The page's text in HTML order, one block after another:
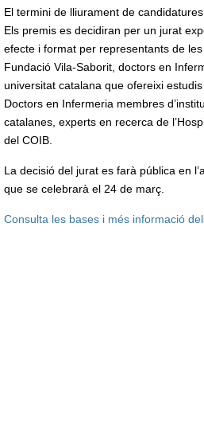
El termini de lliurament de
Els premis es decidiran per un jurat
efecte i format per representants de
Fundació Vila-Saborit, doctors en
universitat catalana que ofereixi
Doctors en Infermeria membres
catalanes, experts en recerca de
del COIB.
La decisió del jurat es farà pública en
que se celebrarà el 24 de març.
Consulta les bases i més informació